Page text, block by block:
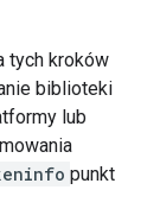
tych kroków
biblioteki
lub
punkt